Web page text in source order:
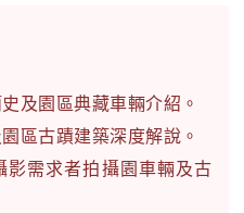
及園區典藏車輛介紹。
區古蹟建築深度解說。
影需求者拍攝園車輛及古